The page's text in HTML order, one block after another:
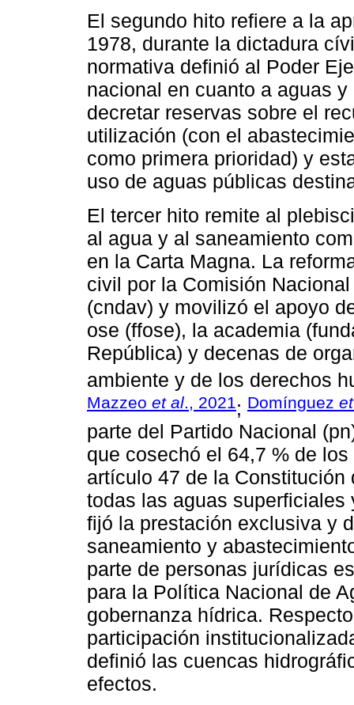
El segundo hito refiere a la
1978, durante la dictadura
normativa definió al Poder
nacional en cuanto a aguas
decretar reservas sobre el
utilización (con el
como primera prioridad) y
uso de aguas públicas
El tercer hito remite al
al agua y al saneamiento
en la Carta Magna. La
civil por la Comisión
(cndav) y movilizó el apoyo
ose (ffose), la academia
República) y decenas de
ambiente y de los derechos
Mazzeo et al ., 2021 ; Domínguez
parte del Partido Nacional
que cosechó el 64,7 % de
artículo 47 de la
todas las aguas
fijó la prestación exclusiva y
saneamiento y
parte de personas jurídicas
para la Política Nacional de
gobernanza hídrica.
participación
definió las cuencas
efectos.